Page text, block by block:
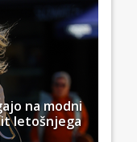
na modni
letošnjega